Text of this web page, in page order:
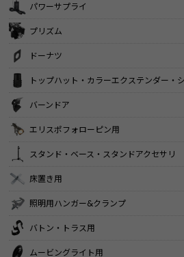
パワーサプライ
プリズム
ドーナツ
トップハット・カラーエクステンダー・
バーンドア
エリスポフォローピン用
スタンド・ベース・スタンドアクセサリ
床置き用
照明用ハンガー&クランプ
バトン・トラス用
ムービングライト用